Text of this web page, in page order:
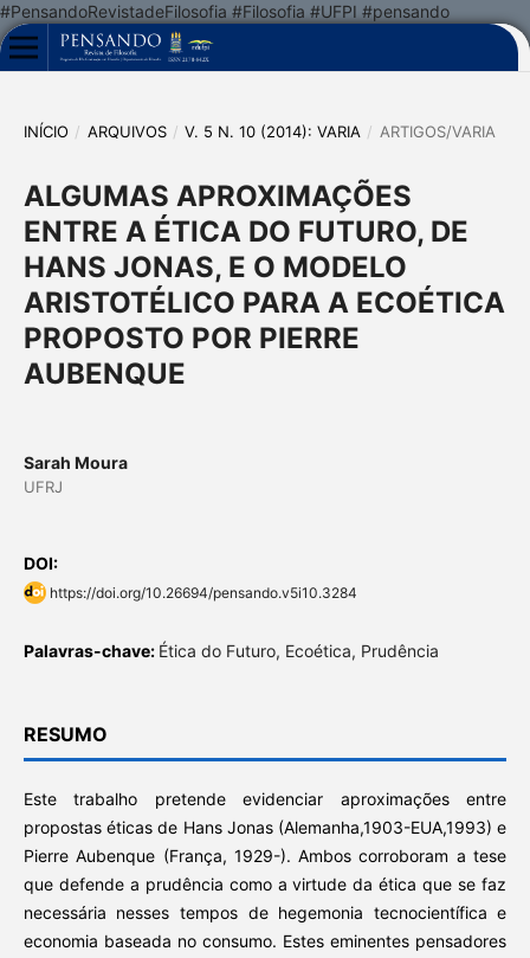
#PensandoRevistadeFilosofia #Filosofia #UFPI #pensando
INÍCIO / ARQUIVOS / V. 5 N. 10 (2014): VARIA / ARTIGOS/VARIA
ALGUMAS APROXIMAÇÕES
ENTRE A ÉTICA DO FUTURO, DE
HANS JONAS, E O MODELO
ARISTOTÉLICO PARA A ECOÉTICA
PROPOSTO POR PIERRE
AUBENQUE
Sarah Moura
UFRJ
DOI:
https://doi.org/10.26694/pensando.v5i10.3284
Palavras-chave: Ética do Futuro, Ecoética, Prudência
RESUMO
Este trabalho pretende evidenciar aproximações entre
propostas éticas de Hans Jonas (Alemanha,1903-EUA,1993) e
Pierre Aubenque (França, 1929-). Ambos corroboram a tese
que defende a prudência como a virtude da ética que se faz
necessária nesses tempos de hegemonia tecnocientífica e
economia baseada no consumo. Estes eminentes pensadores